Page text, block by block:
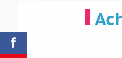
